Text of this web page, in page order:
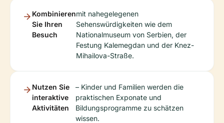
Kombinieren
Sie Ihren
Besuch
mit nahegelegenen
Sehenswürdigkeiten wie dem
Nationalmuseum von Serbien, der
Festung Kalemegdan und der Knez-
Mihailova-Straße.
Nutzen Sie
interaktive
Aktivitäten
– Kinder und Familien werden die
praktischen Exponate und
Bildungsprogramme zu schätzen
wissen.